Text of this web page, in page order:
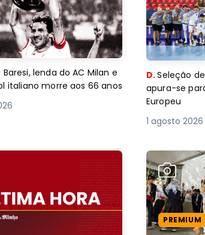
Baresi, lenda do AC Milan e
italiano morre aos 66 anos
D.Seleção
apura-se
Europeu
1 agosto 2026
PREMIUM